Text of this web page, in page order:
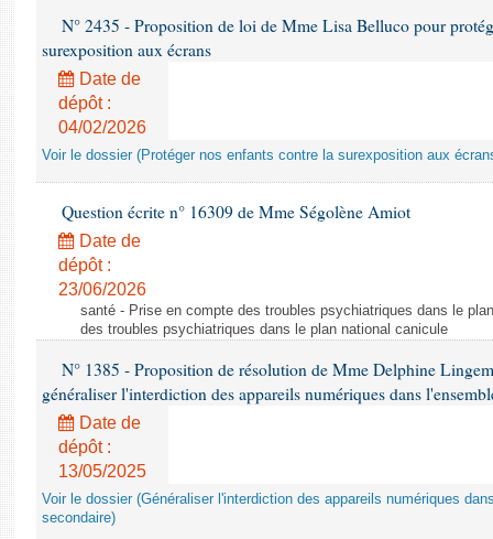
N° 2435 - Proposition de loi de Mme Lisa Belluco pour
surexposition aux écrans
Date de
dépôt :
04/02/2026
Voir le dossier (Protéger nos enfants contre la surexposition aux
Question écrite n° 16309 de Mme Ségolène Amiot
Date de
dépôt :
23/06/2026
santé - Prise en compte des troubles psychiatriques dans le
des troubles psychiatriques dans le plan national canicule
N° 1385 - Proposition de résolution de Mme Delphine
généraliser l'interdiction des appareils numériques dans
Date de
dépôt :
13/05/2025
Voir le dossier (Généraliser l'interdiction des appareils numériques
secondaire)